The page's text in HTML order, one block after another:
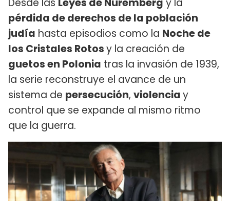
Desde las Leyes de Núremberg y la
pérdida de derechos de la población
judía hasta episodios como la Noche de
los Cristales Rotosy la creación de
guetos en Polonia tras la invasión de 1939,
la serie reconstruye el avance de un
sistema de persecución, violenciay
control que se expande al mismo ritmo
que la guerra.